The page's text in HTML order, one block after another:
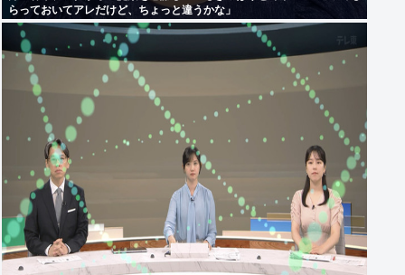
らっておいてアレだけど、ちょっと違うかな」